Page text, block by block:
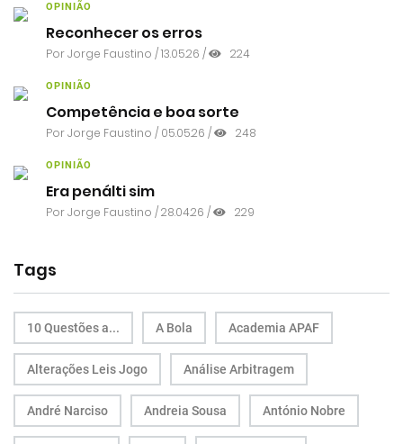
OPINIÃO
Reconhecer os erros
PorJorge Faustino / 13.05.26 / 224
OPINIÃO
Competência e boa sorte
PorJorge Faustino / 05.05.26 / 248
OPINIÃO
Era penálti sim
PorJorge Faustino / 28.04.26 / 229
Tags
10 Questões a... A Bola Academia APAF
Alterações Leis Jogo Análise Arbitragem
André Narciso Andreia Sousa António Nobre